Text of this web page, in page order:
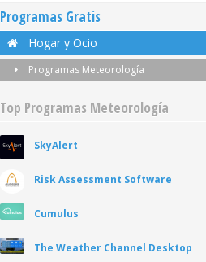
Programas Gratis
Hogar y Ocio
Programas Meteorología
Top Programas Meteorología
SkyAlert
Risk Assessment Software
Cumulus
The Weather Channel Desktop